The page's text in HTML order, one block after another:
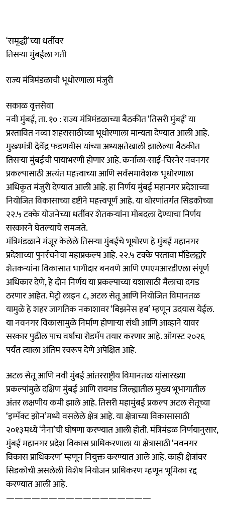
‘समृद्धी’च्या धर्तीवर
तिसऱ्या मुंबईला गती
राज्य मंत्रिमंडळाची भूधोरणाला मंजुरी
सकाळ वृत्तसेवा
नवी मुंबई, ता. १० : राज्य मंत्रिमंडळाच्या बैठकीत ‘तिसरी मुंबई’ या
प्रस्तावित नव्या शहरासाठीच्या भूधोरणाला मान्यता देण्यात आली आहे.
मुख्यमंत्री देवेंद्र फडणवीस यांच्या अध्यक्षतेखाली झालेल्या बैठकीत
तिसऱ्या मुंबईची पायाभरणी होणार आहे. कर्नाळा-साई-चिरनेर नवनगर
प्रकल्पासाठी अत्यंत महत्त्वाच्या आणि सर्वसमावेशक भूधोरणाला
अधिकृत मंजुरी देण्यात आली आहे. हा निर्णय मुंबई महानगर प्रदेशाच्या
नियोजित विकासाच्या दृष्टीने महत्त्वपूर्ण आहे. या धोरणांतर्गत सिडकोच्या
२२.५ टक्के योजनेच्या धर्तीवर शेतकऱ्यांना मोबदला देण्याचा निर्णय
सरकारने घेतल्याचे समजते.
मंत्रिमंडळाने मंजूर केलेले तिसऱ्या मुंबईचे भूधोरण हे मुंबई महानगर
प्रदेशाच्या पुनर्रचनेचा महाप्रकल्प आहे. २२.५ टक्के परतावा मॉडेलद्वारे
शेतकऱ्यांना विकासात भागीदार बनवणे आणि एमएमआरडीएला संपूर्ण
अधिकार देणे, हे दोन निर्णय या प्रकल्पाच्या यशासाठी मैलाचा दगड
ठरणार आहेत. मेट्रो लाइन ८, अटल सेतू आणि नियोजित विमानतळ
यामुळे हे शहर जागतिक नकाशावर ‘बिझनेस हब’ म्हणून उदयास येईल.
या नवनगर विकासामुळे निर्माण होणाऱ्या संधी आणि आव्हाने यावर
सरकार पुढील पाच वर्षांचा रोडमॅप तयार करणार आहे. ऑगस्ट २०२६
पर्यंत त्याला अंतिम स्वरूप देणे अपेक्षित आहे.
अटल सेतू आणि नवी मुंबई आंतरराष्ट्रीय विमानतळ यांसारख्या
प्रकल्पांमुळे दक्षिण मुंबई आणि रायगड जिल्ह्यातील मुख्य भूभागातील
अंतर लक्षणीय कमी झाले आहे. तिसरी महामुंबई प्रकल्प अटल सेतूच्या
‘इम्पॅक्ट झोन’मध्ये वसलेले क्षेत्र आहे. या क्षेत्राच्या विकासासाठी
२०१३मध्ये ‘नैना’ची घोषणा करण्यात आली होती. मंत्रिमंडळ निर्णयानुसार,
मुंबई महानगर प्रदेश विकास प्राधिकरणाला या क्षेत्रासाठी ‘नवनगर
विकास प्राधिकरण’ म्हणून नियुक्त करण्यात आले आहे. काही क्षेत्रांवर
सिडकोची असलेली विशेष नियोजन प्राधिकरण म्हणून भूमिका रद्द
करण्यात आली आहे.
—————————————————